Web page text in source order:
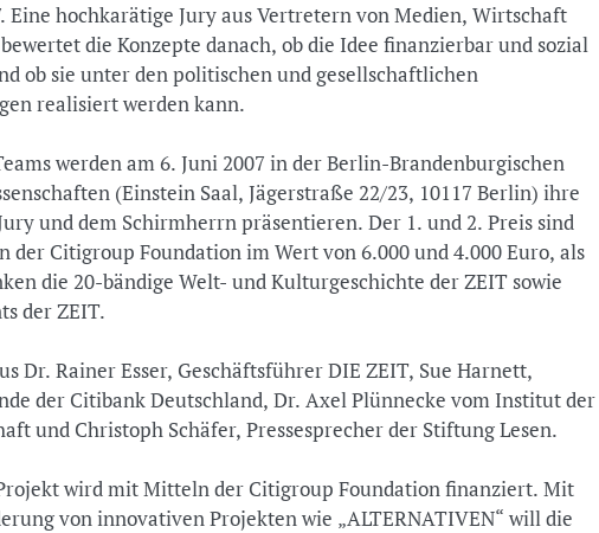
Eine hochkarätige Jury aus Vertretern von Medien, Wirtschaft
die Konzepte danach, ob die Idee finanzierbar und sozial
ob sie unter den politischen und gesellschaftlichen
realisiert werden kann.
werden am 6. Juni 2007 in der Berlin-Brandenburgischen
(Einstein Saal, Jägerstraße 22/23, 10117 Berlin) ihre
und dem Schirmherrn präsentieren. Der 1. und 2. Preis sind
der Citigroup Foundation im Wert von 6.000 und 4.000 Euro, als
die 20-bändige Welt- und Kulturgeschichte der ZEIT sowie
der ZEIT.
Dr. Rainer Esser, Geschäftsführer DIE ZEIT, Sue Harnett,
der Citibank Deutschland, Dr. Axel Plünnecke vom Institut der
und Christoph Schäfer, Pressesprecher der Stiftung Lesen.
wird mit Mitteln der Citigroup Foundation finanziert. Mit
von innovativen Projekten wie „ALTERNATIVEN“ will die